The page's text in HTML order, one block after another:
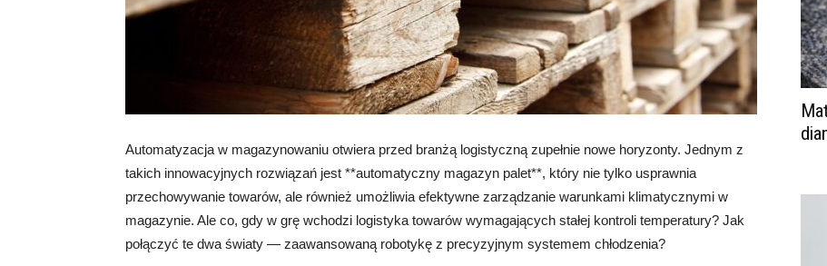
Automatyzacja w magazynowaniu otwiera przed branżą logistyczną zupełnie nowe horyzonty. Jednym z
takich innowacyjnych rozwiązań jest **automatyczny magazyn palet**, który nie tylko usprawnia
przechowywanie towarów, ale również umożliwia efektywne zarządzanie warunkami klimatycznymi w
magazynie. Ale co, gdy w grę wchodzi logistyka towarów wymagających stałej kontroli temperatury? Jak
połączyć te dwa światy — zaawansowaną robotykę z precyzyjnym systemem chłodzenia?